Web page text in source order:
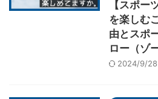
【スポー
を楽しむ
由とスポ
ロー（ゾ
2024/9/28